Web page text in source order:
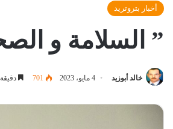
أخبار بتروتريد
” السلامة و
خالد أبوزيد 4 مايو، 2023 701